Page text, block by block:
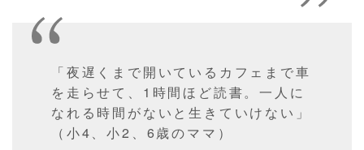
「夜遅くまで開いているカフェまで車
を走らせて、1時間ほど読書。一人に
なれる時間がないと生きていけない」
（小4、小2、6歳のママ）